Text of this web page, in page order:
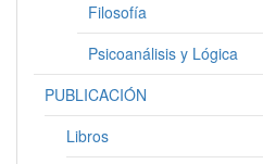
Filosofía
Psicoanálisis y Lógica
PUBLICACIÓN
Libros